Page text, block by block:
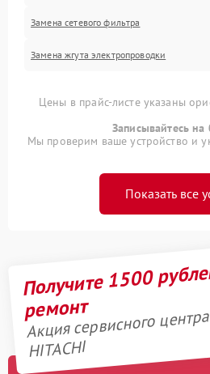
Замена сетевого фильтра
Замена жгута электропроводки
Цены в прайс-листе указаны
Записывайтесь на
Мы проверим ваше устройство и
Показать все
Получите 1500
ремонт
Акция сервисного центра
HITACHI